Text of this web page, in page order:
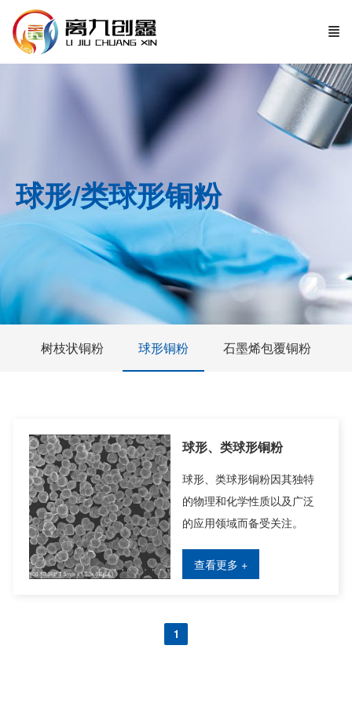
球形/类球形铜粉
树枝状铜粉 球形铜粉 石墨烯包覆铜粉
球形、类球形铜粉
球形、类球形铜粉因其独特
的物理和化学性质以及广泛
的应用领域而备受关注。
查看更多 +
1